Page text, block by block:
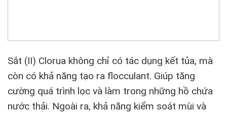
Sắt (II) Clorua không chỉ có tác dụng kết tủa, mà
còn có khả năng tạo ra flocculant. Giúp tăng
cường quá trình lọc và làm trong những hồ chứa
nước thải. Ngoài ra, khả năng kiểm soát mùi và